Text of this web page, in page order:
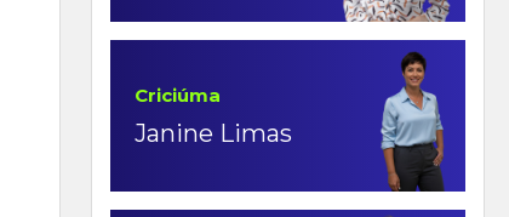
Criciúma
Janine Limas